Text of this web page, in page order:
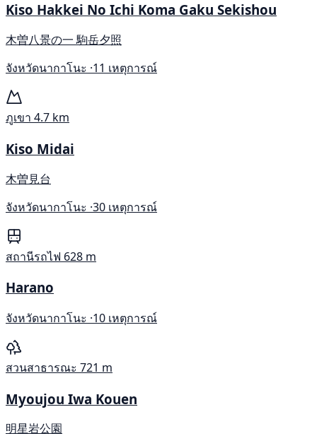
Kiso Hakkei No Ichi Koma Gaku Sekishou
木曽八景の一 駒岳夕照
จังหวัดนากาโนะ ·11 เหตุการณ์
ภูเขา 4.7 km
Kiso Midai
木曽見台
จังหวัดนากาโนะ ·30 เหตุการณ์
สถานีรถไฟ 628 m
Harano
จังหวัดนากาโนะ ·10 เหตุการณ์
สวนสาธารณะ 721 m
Myoujou Iwa Kouen
明星岩公園